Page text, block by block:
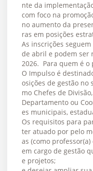
nte da
com foco na
no aumento da
ras em posições
As inscrições
de abril e podem ser
2026. Para quem é o
O Impulso é
osições de gestão
mo Chefes de
Departamento ou
es municipais,
Os requisitos para
ter atuado por pelo
as (como
em cargo de gestão
e projetos;